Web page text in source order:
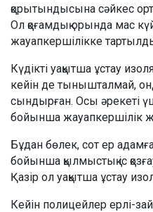
қорытындысына сәйкес
Ол қоғамдық орында мас
жауапкершілікке
Күдікті уақытша ұстау
кейін де тынышталмай,
сындырған. Осы әрекеті
бойынша жауапкершілік
Бұдан бөлек, сот ер адамға
бойынша қылмыстық іс
Қазір ол уақытша ұстау
Кейін полицейлер ерлі-